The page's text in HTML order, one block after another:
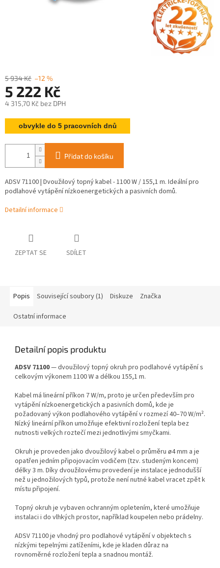
5 934 Kč –12 %
5 222 Kč
4 315,70 Kč bez DPH
Měrná
cena:obvykle do 5 pracovních dnů
Přidat do košíku
ADSV 71100 | Dvoužilový topný kabel - 1100 W / 155,1 m. Ideální pro
podlahové vytápění nízkoenergetických a pasivních domů.
Detailní informace
ZEPTAT SE SDÍLET
Popis Související soubory (1) Diskuze Značka
Ostatní informace
Detailní popis produktu
ADSV 71100— dvoužilový topný okruh pro podlahové vytápění s
celkovým výkonem 1100 W a délkou 155,1 m.
Kabel má lineární příkon 7 W/m, proto je určen především pro
vytápění nízkoenergetických a pasivních domů, kde je
požadovaný výkon podlahového vytápění v rozmezí 40–70 W/m².
Nízký lineární příkon umožňuje efektivní rozložení tepla bez
nutnosti velkých roztečí mezi jednotlivými smyčkami.
Okruh je proveden jako dvoužilový kabel o průměru ø4 mm a je
opatřen jedním připojovacím vodičem (tzv. studeným koncem)
délky 3 m. Díky dvoužilovému provedení je instalace jednodušší
než u jednožilových typů, protože není nutné kabel vracet zpět k
místu připojení.
Topný okruh je vybaven ochranným opletením, které umožňuje
instalaci i do vlhkých prostor, například koupelen nebo prádelny.
ADSV 71100 je vhodný pro podlahové vytápění v objektech s
nízkými tepelnými zatíženími, kde je kladen důraz na
rovnoměrné rozložení tepla a snadnou montáž.